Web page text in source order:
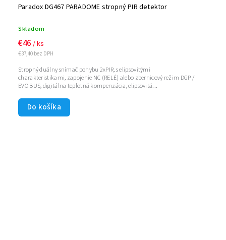
Paradox DG467 PARADOME stropný PIR detektor
Skladom
€37,40 bez DPH
€46 / ks
Do košíka
Stropný duálny snímač pohybu 2xPIR, s elipsovitými
charakteristikami, zapojenie NC (RELÉ) alebo zbernicový režim DGP /
EVO BUS, digitálna teplotná kompenzácia, elipsovitá...